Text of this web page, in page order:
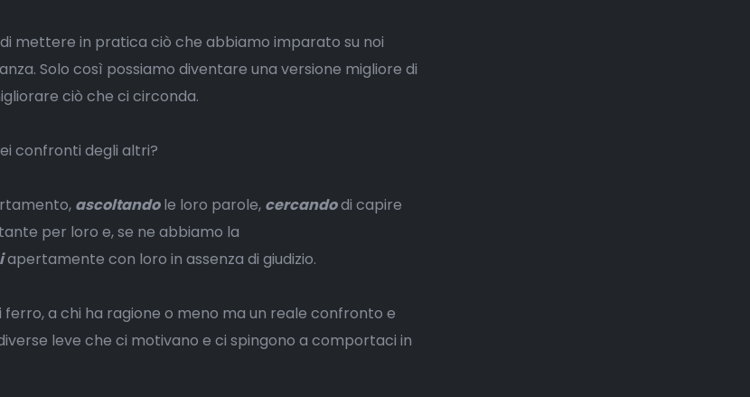
mettere in pratica ciò che abbiamo imparato su noi
Solo così possiamo diventare una versione migliore di
ciò che ci circonda.
confronti degli altri?
ascoltandole loro parole, cercandodi capire
per loro e, se ne abbiamo la
apertamente con loro in assenza di giudizio.
ferro, a chi ha ragione o meno ma un reale confronto e
leve che ci motivano e ci spingono a comportaci in